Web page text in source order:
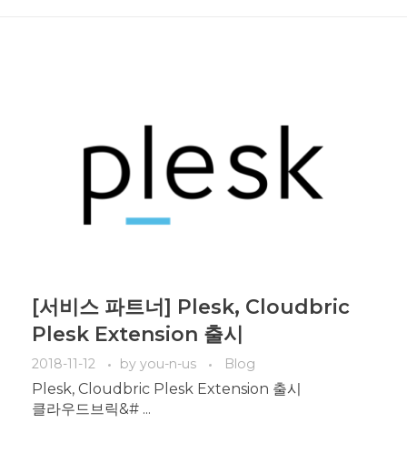
[서비스 파트너] Plesk, Cloudbric
Plesk Extension 출시
2018-11-12 by you-n-us Blog
Plesk, Cloudbric Plesk Extension 출시
클라우드브릭&# ...